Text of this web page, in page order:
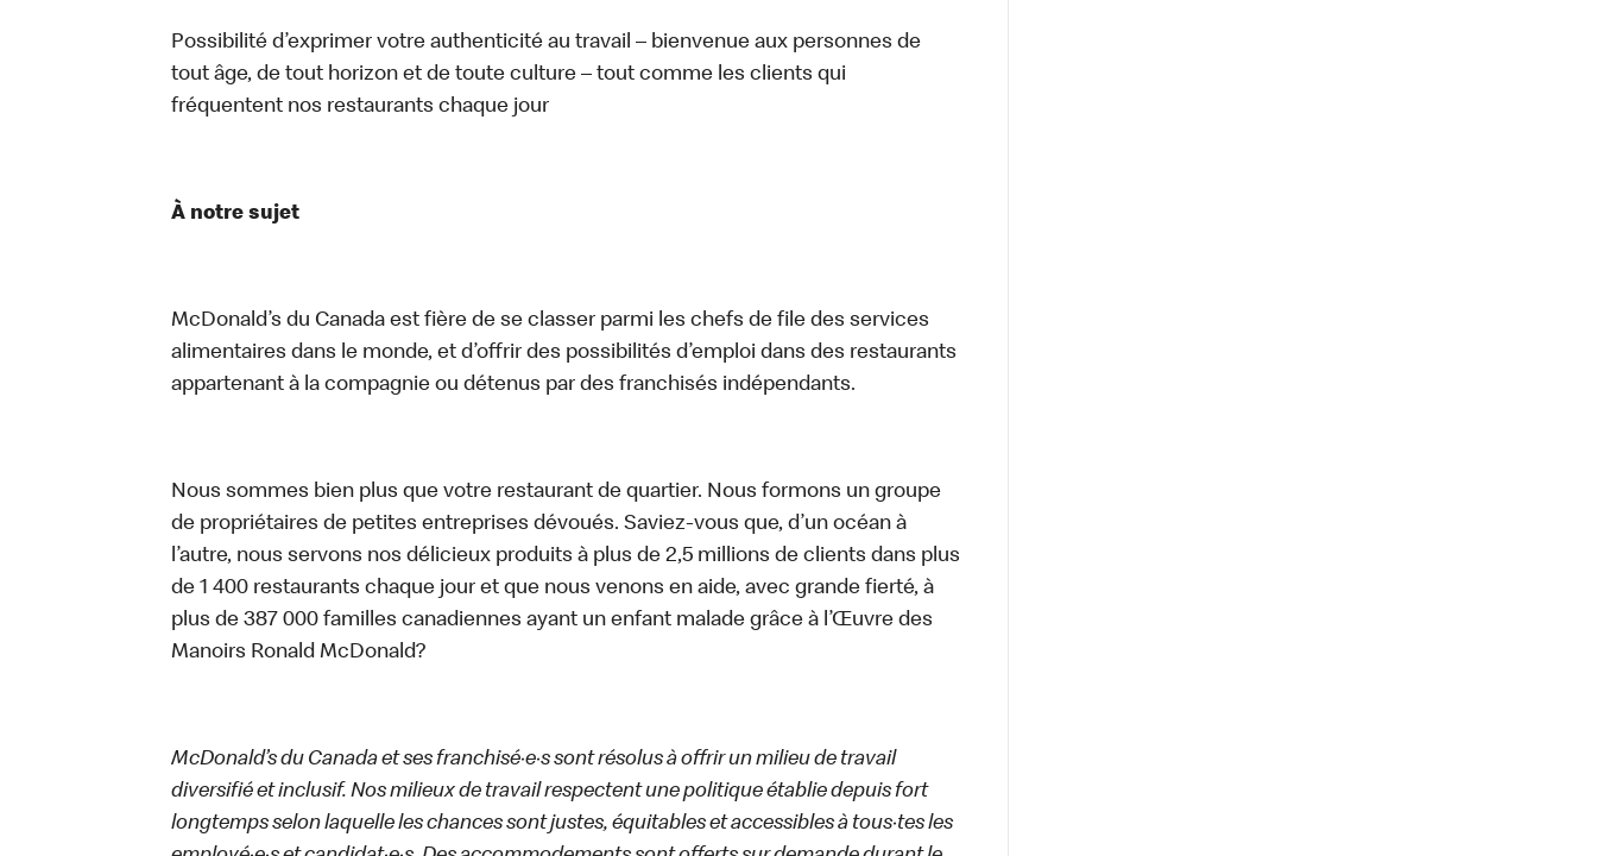
Possibilité d’exprimer votre authenticité au travail – bienvenue aux personnes de
tout âge, de tout horizon et de toute culture – tout comme les clients qui
fréquentent nos restaurants chaque jour
À notre sujet
McDonald’s du Canada est fière de se classer parmi les chefs de file des services
alimentaires dans le monde, et d’offrir des possibilités d’emploi dans des restaurants
appartenant à la compagnie ou détenus par des franchisés indépendants.
Nous sommes bien plus que votre restaurant de quartier. Nous formons un groupe
de propriétaires de petites entreprises dévoués. Saviez-vous que, d’un océan à
l’autre, nous servons nos délicieux produits à plus de 2,5 millions de clients dans plus
de 1 400 restaurants chaque jour et que nous venons en aide, avec grande fierté, à
plus de 387 000 familles canadiennes ayant un enfant malade grâce à l’Œuvre des
Manoirs Ronald McDonald?
McDonald’s du Canada et ses franchisé·e·s sont résolus à offrir un milieu de travail
diversifié et inclusif. Nos milieux de travail respectent une politique établie depuis fort
longtemps selon laquelle les chances sont justes, équitables et accessibles à tous·tes les